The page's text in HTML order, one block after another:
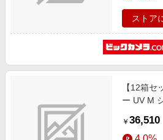
ストア
【12箱
ー UV M
￥ 36,510